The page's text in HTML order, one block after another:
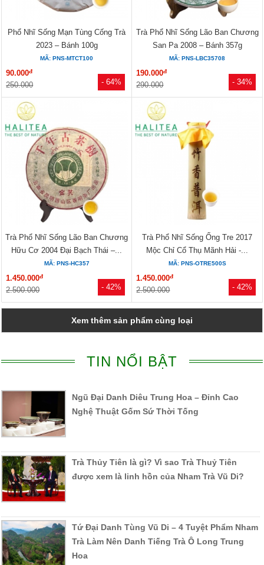
- 64%
Phổ Nhĩ Sống Mạn Tùng Cống Trà
2023 – Bánh 100g
MÃ: PNS-MTCT100
90.000đ
250.000 - 34%
Trà Phổ Nhĩ Sống Lão Ban Chương
San Pa 2008 – Bánh 357g
MÃ: PNS-LBC35708
190.000đ
290.000
- 42%
Trà Phổ Nhĩ Sống Lão Ban Chương
Hữu Cơ 2004 Đại Bạch Thái –...
MÃ: PNS-HC357
1.450.000đ
2.500.000 - 42%
Trà Phổ Nhĩ Sống Ống Tre 2017
Mộc Chỉ Cổ Thụ Mãnh Hải -...
MÃ: PNS-OTRE500S
1.450.000đ
2.500.000
Xem thêm sản phẩm cùng loại
TIN NỔI BẬT
Ngũ Đại Danh Diêu Trung Hoa – Đỉnh Cao
Nghệ Thuật Gốm Sứ Thời Tống
Trà Thủy Tiên là gì? Vì sao Trà Thuỷ Tiên
được xem là linh hồn của Nham Trà Vũ Di?
Tứ Đại Danh Tùng Vũ Di – 4 Tuyệt Phẩm Nham
Trà Làm Nên Danh Tiếng Trà Ô Long Trung
Hoa